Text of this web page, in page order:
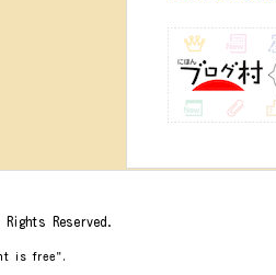
Reserved.
is free".